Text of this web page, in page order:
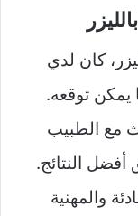
كان لدي
يمكن توقعه.
مع الطبيب
النتائج.
والمهنية